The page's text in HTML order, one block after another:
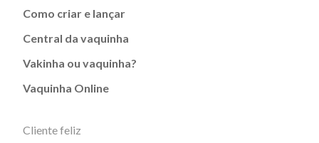
Como criar e lançar
Central da vaquinha
Vakinha ou vaquinha?
Vaquinha Online
Cliente feliz